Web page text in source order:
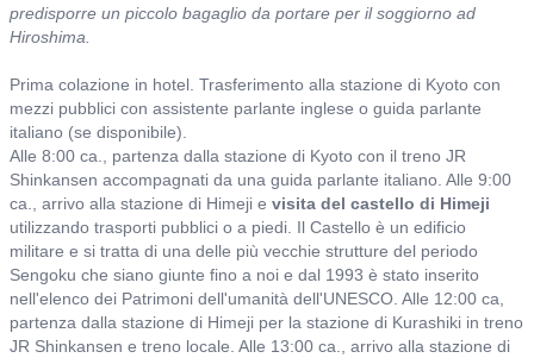
predisporre un piccolo bagaglio da portare per il soggiorno ad
Hiroshima.
Prima colazione in hotel. Trasferimento alla stazione di Kyoto con
mezzi pubblici con assistente parlante inglese o guida parlante
italiano (se disponibile).
Alle 8:00 ca., partenza dalla stazione di Kyoto con il treno JR
Shinkansen accompagnati da una guida parlante italiano. Alle 9:00
ca., arrivo alla stazione di Himeji e visita del castello di Himeji
utilizzando trasporti pubblici o a piedi. Il Castello è un edificio
militare e si tratta di una delle più vecchie strutture del periodo
Sengoku che siano giunte fino a noi e dal 1993 è stato inserito
nell'elenco dei Patrimoni dell'umanità dell'UNESCO. Alle 12:00 ca,
partenza dalla stazione di Himeji per la stazione di Kurashiki in treno
JR Shinkansen e treno locale. Alle 13:00 ca., arrivo alla stazione di